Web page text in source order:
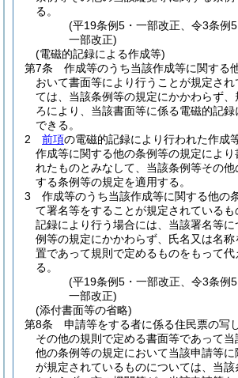
る。
(平19条例5・一部改正、令3条例
一部改正)
(電磁的記録による作成等)
第7条
作成等のうち当該作成等に関する
おいて書面等により行うことが規定さ
ては、当該条例等の規定にかかわらず、
ろにより、当該書面等に係る電磁的記
できる。
2
前項の電磁的記録により行われた作成
作成等に関する他の条例等の規定によ
れたものとみなして、当該条例等その
する条例等の規定を適用する。
3
作成等のうち当該作成等に関する他の
て署名等をすることが規定されているも
記録により行う場合には、当該署名等
例等の規定にかかわらず、氏名又は名
置であって規則で定めるものをもって代
る。
(平19条例5・一部改正、令3条例
一部改正)
(添付書面等の省略)
第8条
申請等をする者に係る住民票の写
その他の規則で定める書面等であって
他の条例等の規定において当該申請等に
が規定されているものについては、当